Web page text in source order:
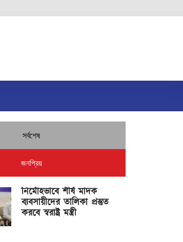
সর্বশেষ
জনপ্রিয়
নির্মোহভাবে শীর্ষ মাদক
ব্যবসায়ীদের তালিকা প্রস্তুত
করবে স্বরাষ্ট্র মন্ত্রী